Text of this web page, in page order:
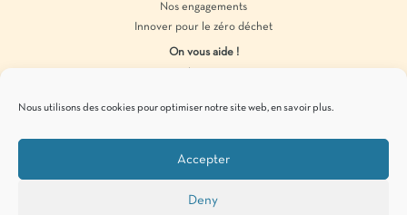
Nous utilisons des cookies pour optimiser notre site web, en savoir plus.
Accepter
Deny
Nos engagements
Innover pour le zéro déchet
On vous aide !
Produits en vrac
Pour vous tenir informés de
zéro déchet, c’est par ici !